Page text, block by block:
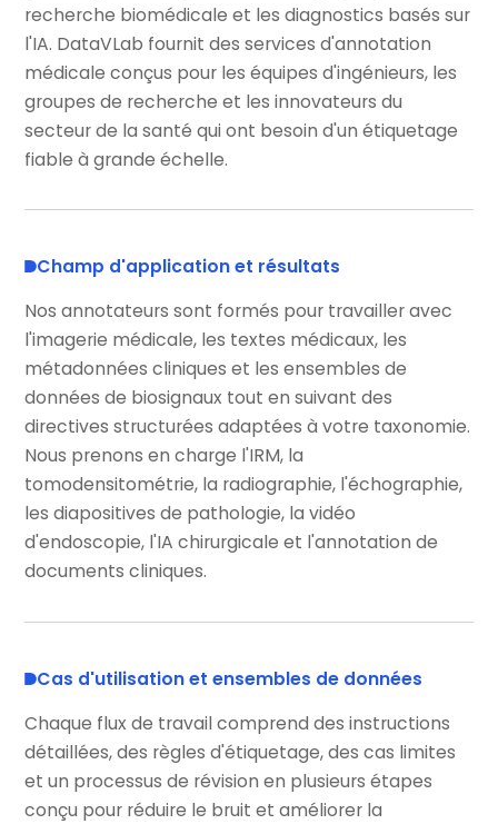
recherche biomédicale et les diagnostics basés sur
l'IA. DataVLab fournit des services d'annotation
médicale conçus pour les équipes d'ingénieurs, les
groupes de recherche et les innovateurs du
secteur de la santé qui ont besoin d'un étiquetage
fiable à grande échelle.
Champ d'application et résultats
Nos annotateurs sont formés pour travailler avec
l'imagerie médicale, les textes médicaux, les
métadonnées cliniques et les ensembles de
données de biosignaux tout en suivant des
directives structurées adaptées à votre taxonomie.
Nous prenons en charge l'IRM, la
tomodensitométrie, la radiographie, l'échographie,
les diapositives de pathologie, la vidéo
d'endoscopie, l'IA chirurgicale et l'annotation de
documents cliniques.
Cas d'utilisation et ensembles de données
Chaque flux de travail comprend des instructions
détaillées, des règles d'étiquetage, des cas limites
et un processus de révision en plusieurs étapes
conçu pour réduire le bruit et améliorer la